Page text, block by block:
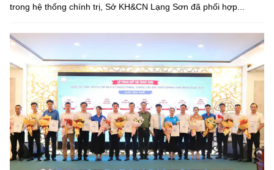
trong hệ thống chính trị, Sở KH&CN Lạng Sơn đã phối hợp...